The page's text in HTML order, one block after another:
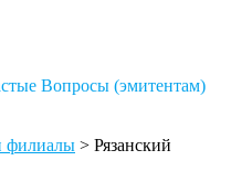
Вопросы (эмитентам)
филиалы > Рязанский